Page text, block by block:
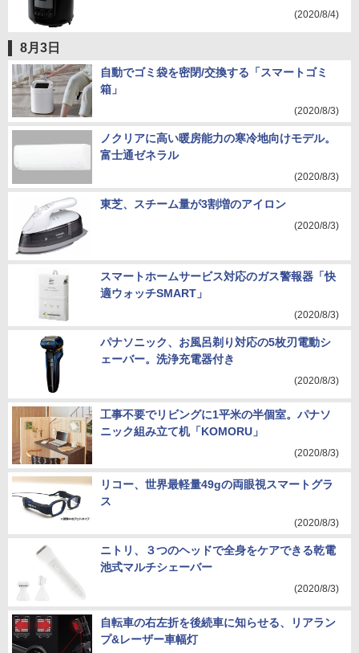
(2020/8/4)
8月3日
自動でゴミ袋を密閉/交換する「スマートゴミ
箱」
(2020/8/3)
ノクリアに高い暖房能力の寒冷地向けモデル。
富士通ゼネラル
(2020/8/3)
東芝、スチーム量が3割増のアイロン
(2020/8/3)
スマートホームサービス対応のガス警報器「快
適ウォッチSMART」
(2020/8/3)
パナソニック、お風呂剃り対応の5枚刃電動シ
ェーバー。洗浄充電器付き
(2020/8/3)
工事不要でリビングに1平米の半個室。パナソ
ニック組み立て机「KOMORU」
(2020/8/3)
リコー、世界最軽量49gの両眼視スマートグラ
ス
(2020/8/3)
ニトリ、３つのヘッドで全身をケアできる乾電
池式マルチシェーバー
(2020/8/3)
自転車の右左折を後続車に知らせる、リアラン
プ&レーザー車幅灯